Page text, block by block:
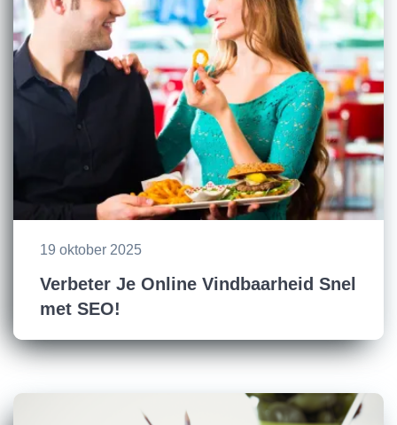
19 oktober 2025
Verbeter Je Online Vindbaarheid Snel
met SEO!